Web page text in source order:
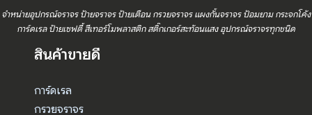
จำหน่ายอุปกรณ์จราจร ป้ายจราจร ป้ายเตือน กรวยจราจร แผงกั้นจราจร ป้อมยาม กระจกโค้ง
การ์ดเรล ป้ายเซฟตี้ สีเทอร์โมพลาสติก สติ๊กเกอร์สะท้อนแสง อุปกรณ์จราจรทุกชนิด
สินค้าขายดี
การ์ดเรล
กรวยจราจร